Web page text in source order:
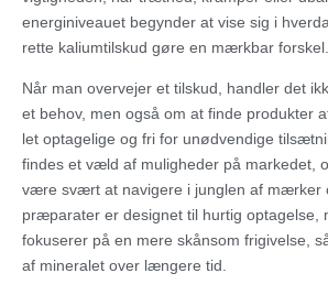
energiniveauet begynder at vise sig i
rette kaliumtilskud gøre en mærkbar forskel.
Når man overvejer et tilskud, handler det
et behov, men også om at finde produkter
let optagelige og fri for unødvendige
findes et væld af muligheder på markedet,
være svært at navigere i junglen af mærker
præparater er designet til hurtig optagelse,
fokuserer på en mere skånsom frigivelse,
af mineralet over længere tid.